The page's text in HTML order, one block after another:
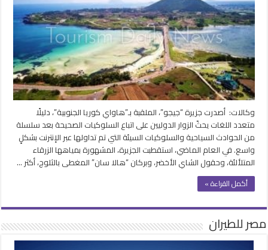
الجنوبية
تصدر
إرشادات
سلوكية
بسبب
السياح
المشاغبين
مغلقة
وكالات: أصدرت جزيرة “جيجو”، الملقبة بـ”هاواي كوريا الجنوبية”، دليلًا
متعدد اللغات يحثّ الزوار الدوليين على اتباع السلوكيات الصحيحة بعد سلسلة
من الحوادث السياحية والسلوكيات السيئة التي تم تداولها عبر الإنترنت بشكلٍ
واسع. في العام الماضي، استقطبت الجزيرة، المشهورة بمياهها الزرقاء
المتلألئة، وحقول الشاي الأخضر، وبركان “هالا سان” المغطى بالثلوج، أكثر …
أكمل القراءة »
مصر للطيران